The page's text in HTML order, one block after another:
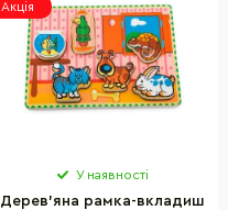
Акція
У наявності
Дерев'яна рамка-вкладиш